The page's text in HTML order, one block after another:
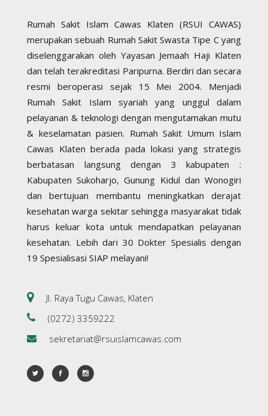
Rumah Sakit Islam Cawas Klaten (RSUI CAWAS)
merupakan sebuah Rumah Sakit Swasta Tipe C yang
diselenggarakan oleh Yayasan Jemaah Haji Klaten
dan telah terakreditasi Paripurna. Berdiri dan secara
resmi beroperasi sejak 15 Mei 2004. Menjadi
Rumah Sakit Islam syariah yang unggul dalam
pelayanan & teknologi dengan mengutamakan mutu
& keselamatan pasien. Rumah Sakit Umum Islam
Cawas Klaten berada pada lokasi yang strategis
berbatasan langsung dengan 3 kabupaten :
Kabupaten Sukoharjo, Gunung Kidul dan Wonogiri
dan bertujuan membantu meningkatkan derajat
kesehatan warga sekitar sehingga masyarakat tidak
harus keluar kota untuk mendapatkan pelayanan
kesehatan. Lebih dari 30 Dokter Spesialis dengan
19 Spesialisasi SIAP melayani!
Jl. Raya Tugu Cawas, Klaten
(0272) 3359222
sekretariat@rsuislamcawas.com